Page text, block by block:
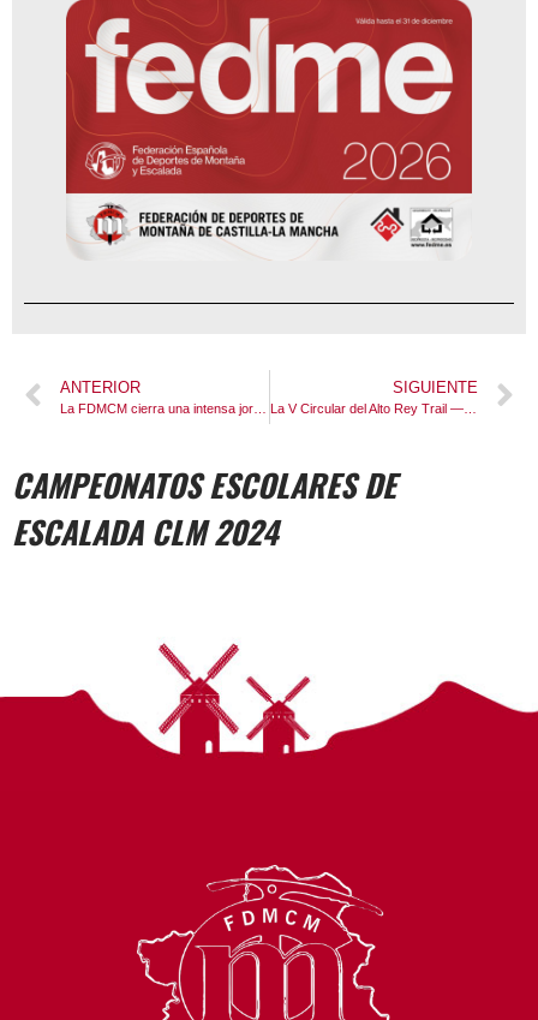
ANTERIOR SIGUIENTE
La V Circular del Alto Rey Trail — «La Carrera del Solsticio» congrega a corredores de toda la región en Bustares bajo la supervisión arbitral de la FDMCM
CAMPEONATOS ESCOLARES DE
ESCALADA CLM 2024